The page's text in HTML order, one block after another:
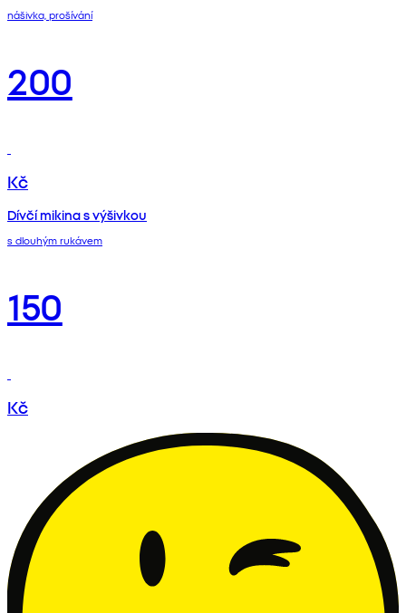
nášivka, prošívání
200
Kč
Dívčí mikina s výšivkou
s dlouhým rukávem
150
Kč